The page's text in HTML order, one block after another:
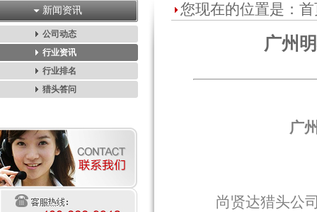
新闻资讯
公司动态
行业资讯
行业排名
猎头答问
您现在的位置是：
广州
广
尚贤达猎头公